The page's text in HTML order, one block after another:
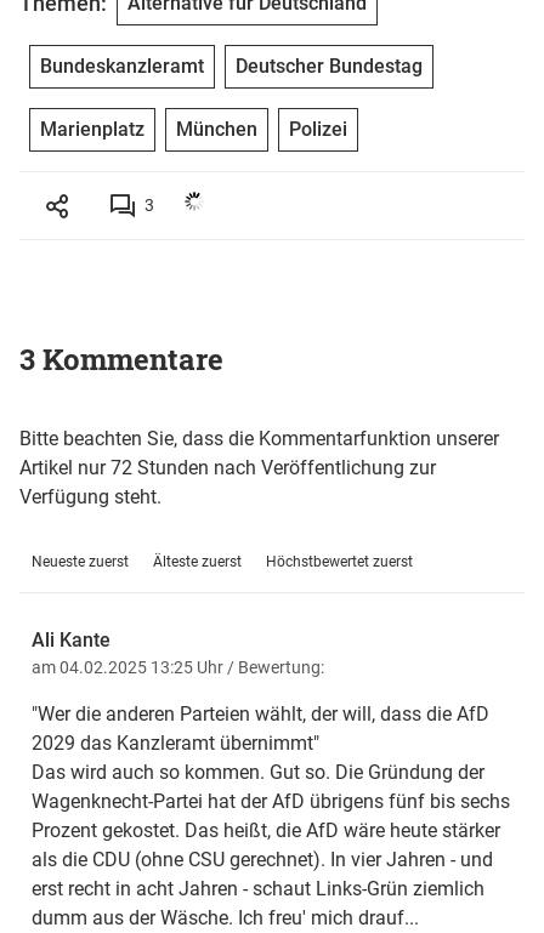
Bundeskanzleramt Deutscher Bundestag
Marienplatz München Polizei
3
3 Kommentare
Bitte beachten Sie, dass die Kommentarfunktion unserer
Artikel nur 72 Stunden nach Veröffentlichung zur
Verfügung steht.
Neueste zuerst Älteste zuerst Höchstbewertet zuerst
Ali Kante
am 04.02.2025 13:25 Uhr / Bewertung:
"Wer die anderen Parteien wählt, der will, dass die AfD
2029 das Kanzleramt übernimmt"
Das wird auch so kommen. Gut so. Die Gründung der
Wagenknecht-Partei hat der AfD übrigens fünf bis sechs
Prozent gekostet. Das heißt, die AfD wäre heute stärker
als die CDU (ohne CSU gerechnet). In vier Jahren - und
erst recht in acht Jahren - schaut Links-Grün ziemlich
dumm aus der Wäsche. Ich freu' mich drauf...